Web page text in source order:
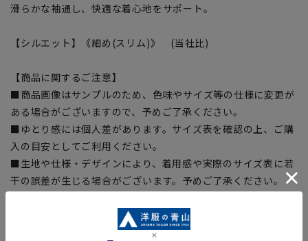
滑らかな袖通し、快適な着心地をサポート。
【シルエット】《細め(スリム)》 (当社比)
【商品に関するご注意】
■商品画像はサンプルのため、色味やサイズ等の仕様に変更が
ある場合がございますので、予めご了承ください。
■ゆとり感には個人差があります。サイズ表を確認の上、ご購
入の目安としてご利用ください。
■生地や仕様・デザインにより、着用感や実際のサイズ表に若
干の誤差が生じる場合がございます。予めご了承ください。
部、商品現物におすすめサイズ(ヌードサイズ)を記載している